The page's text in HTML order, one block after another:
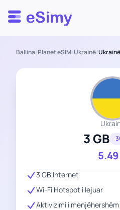
Esimy
Ballina/Planet eSIM/Ukrainë/
3 GB
5.49
3 GB Internet
Wi-Fi Hotspot i lejuar
Aktivizimi i menjëhershëm